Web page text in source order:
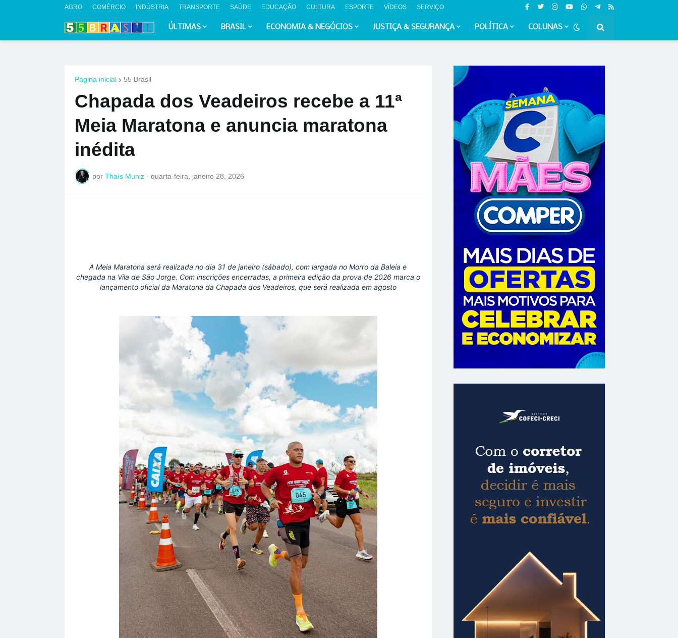
AGRO COMÉRCIO INDÚSTRIA TRANSPORTE SAÚDE EDUCAÇÃO CULTURA ESPORTE VÍDEOS SERVIÇO
ÚLTIMAS BRASIL ECONOMIA & NEGÓCIOS JUSTIÇA & SEGURANÇA POLÍTICA COLUNAS
Página inicial 55 Brasil
Chapada dos Veadeiros recebe a 11ª
Meia Maratona e anuncia maratona
inédita
por Thaís Muniz - quarta-feira, janeiro 28, 2026
A Meia Maratona será realizada no dia 31 de janeiro (sábado), com largada no Morro da Baleia e
chegada na Vila de São Jorge. Com inscrições encerradas, a primeira edição da prova de 2026 marca o
lançamento oficial da Maratona da Chapada dos Veadeiros, que será realizada em agosto